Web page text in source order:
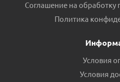
выхода
Есть в
Соглашение на
Политика
Условия
Условия